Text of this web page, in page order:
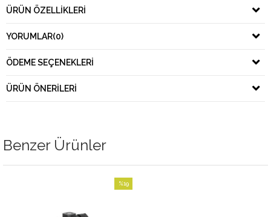
ÜRÜN ÖZELLIKLERI
YORUMLAR(0)
ÖDEME SEÇENEKLERI
ÜRÜN ÖNERILERI
Benzer Ürünler
%19